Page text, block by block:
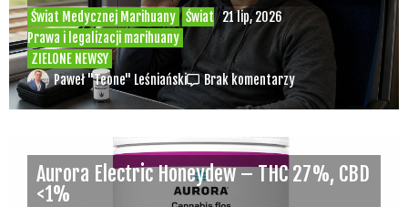
Świat Medycznej Marihuany
Świat
Prawa i legalizacji marihuany
ZIELONE NEWSY
21 lip, 2026
Paweł "Teone" Leśniański Brak komentarzy
Aurora Electric Honeydew – THC 27%, CBD
<1%